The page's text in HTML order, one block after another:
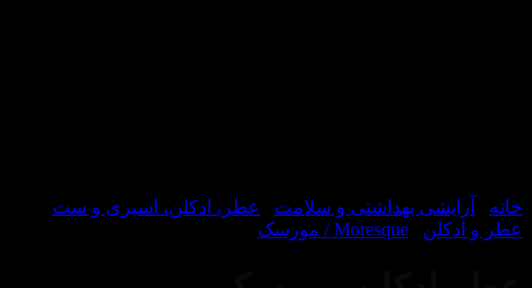
بهداشتی و سلامت / عطر، ادکلن، اسپری و ست /
/ Moresque / مورسک